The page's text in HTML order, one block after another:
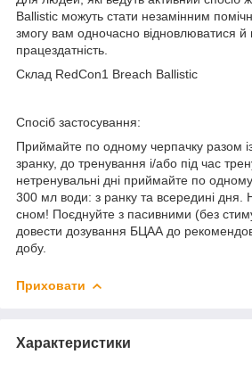
Ballistic можуть стати незамінним
змогу вам одночасно відновлюватися й
працездатність.
Склад RedCon1 Breach Ballistic
Спосіб застосування:
Приймайте по одному черпачку разом
зранку, до тренування і/або під час
нетренувальні дні приймайте по
300 мл води: з ранку та всередині
сном! Поєднуйте з пасивними (без
довести дозування БЦАА до
добу.
Приховати
Характеристики